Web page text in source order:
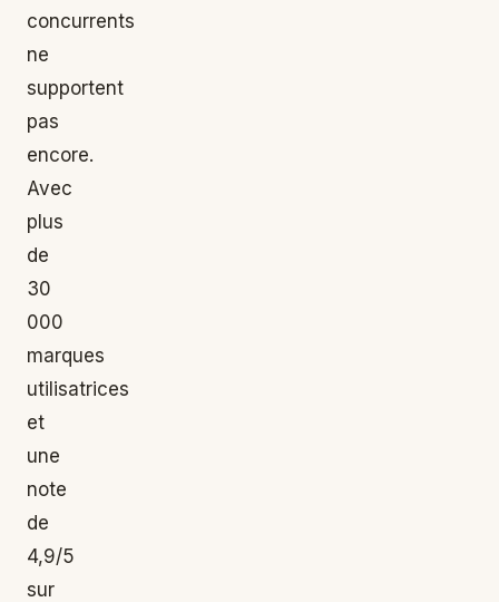
concurrents
ne
supportent
pas
encore.
Avec
plus
de
30
000
marques
utilisatrices
et
une
note
de
4,9/5
sur